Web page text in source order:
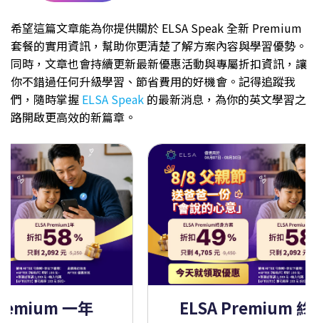
希望這篇文章能為你提供關於 ELSA Speak 全新 Premium
套餐的實用資訊，幫助你更清楚了解方案內容與學習優勢。
同時，文章也會持續更新最新優惠活動與專屬折扣資訊，讓
你不錯過任何升級學習、節省費用的好機會。記得追蹤我
們，隨時掌握 ELSA Speak 的最新消息，為你的英文學習之
路開啟更高效的新篇章。
一年 ELSA Premium 終